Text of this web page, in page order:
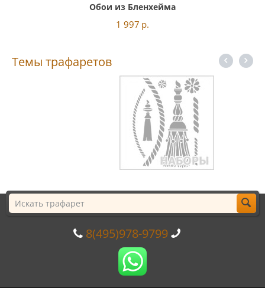
Обои из Бленхейма
1 997 р.
Темы трафаретов
8(495)978-9799